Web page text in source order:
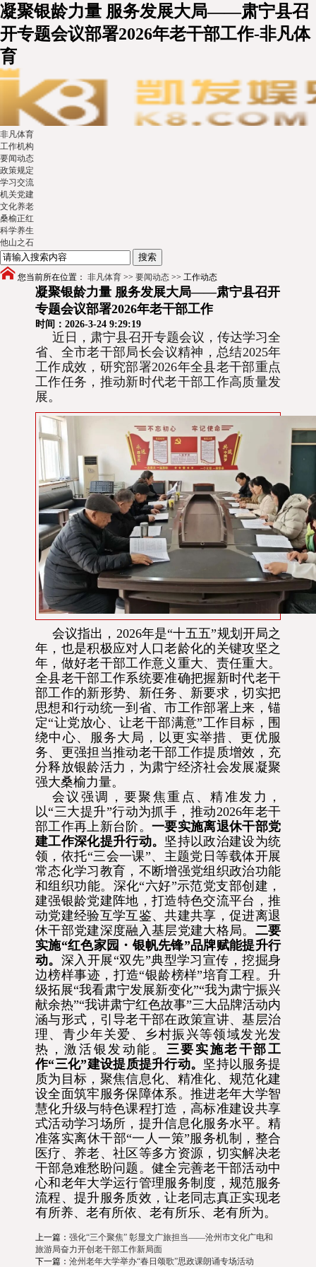
凝聚银龄力量 服务发展大局——肃宁县召
开专题会议部署2026年老干部工作-非凡体
育
非凡体育
工作机构
要闻动态
政策规定
学习交流
机关党建
文化养老
桑榆正红
科学养生
他山之石
您当前所在位置： 非凡体育 >> 要闻动态 >> 工作动态
凝聚银龄力量 服务发展大局——肃宁县召开
专题会议部署2026年老干部工作
时间：2026-3-24 9:29:19
近日，肃宁县召开专题会议，传达学习全
省、全市老干部局长会议精神，总结2025年
工作成效，研究部署2026年全县老干部重点
工作任务，推动新时代老干部工作高质量发
展。
会议指出，2026年是“十五五”规划开局之
年，也是积极应对人口老龄化的关键攻坚之
年，做好老干部工作意义重大、责任重大。
全县老干部工作系统要准确把握新时代老干
部工作的新形势、新任务、新要求，切实把
思想和行动统一到省、市工作部署上来，锚
定“让党放心、让老干部满意”工作目标，围
绕中心、服务大局，以更实举措、更优服
务、更强担当推动老干部工作提质增效，充
分释放银龄活力，为肃宁经济社会发展凝聚
强大桑榆力量。
会议强调，要聚焦重点、精准发力，
以“三大提升”行动为抓手，推动2026年老干
部工作再上新台阶。 一要实施离退休干部党
建工作深化提升行动。 坚持以政治建设为统
领，依托“三会一课”、主题党日等载体开展
常态化学习教育，不断增强党组织政治功能
和组织功能。 深化“六好”示范党支部创建，
建强银龄党建阵地，打造特色交流平台，推
动党建经验互学互鉴、共建共享，促进离退
休干部党建深度融入基层党建大格局。 二要
实施“红色家园・银帆先锋”品牌赋能提升行
动。 深入开展“双先”典型学习宣传，挖掘身
边榜样事迹，打造“银龄榜样”培育工程。升
级拓展“我看肃宁发展新变化”“我为肃宁振兴
献余热”“我讲肃宁红色故事”三大品牌活动内
涵与形式，引导老干部在政策宣讲、基层治
理、青少年关爱、乡村振兴等领域发光发
热，激活银发动能。 三要实施老干部工
作“三化”建设提质提升行动。 坚持以服务提
质为目标，聚焦信息化、精准化、规范化建
设全面筑牢服务保障体系。推进老年大学智
慧化升级与特色课程打造，高标准建设共享
式活动学习场所，提升信息化服务水平。精
准落实离休干部“一人一策”服务机制，整合
医疗、养老、社区等多方资源，切实解决老
干部急难愁盼问题。健全完善老干部活动中
心和老年大学运行管理服务制度，规范服务
流程、提升服务质效，让老同志真正实现老
有所养、老有所依、老有所乐、老有所为。
上一篇： 强化“三个聚焦” 彰显文广旅担当——沧州市文化广电和
旅游局奋力开创老干部工作新局面
下一篇： 沧州老年大学举办“春日颂歌”思政课朗诵专场活动